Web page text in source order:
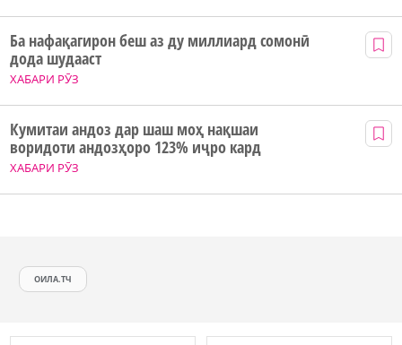
ХАБАРИ РӮЗ
Ба нафақагирон беш аз ду миллиард сомонӣ
дода шудааст
ХАБАРИ РӮЗ
Кумитаи андоз дар шаш моҳ нақшаи
воридоти андозҳоро 123% иҷро кард
ОИЛА.ТЧ